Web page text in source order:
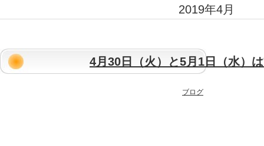
2019年4月
4月30日（火）と5月1日（水）
ブログ